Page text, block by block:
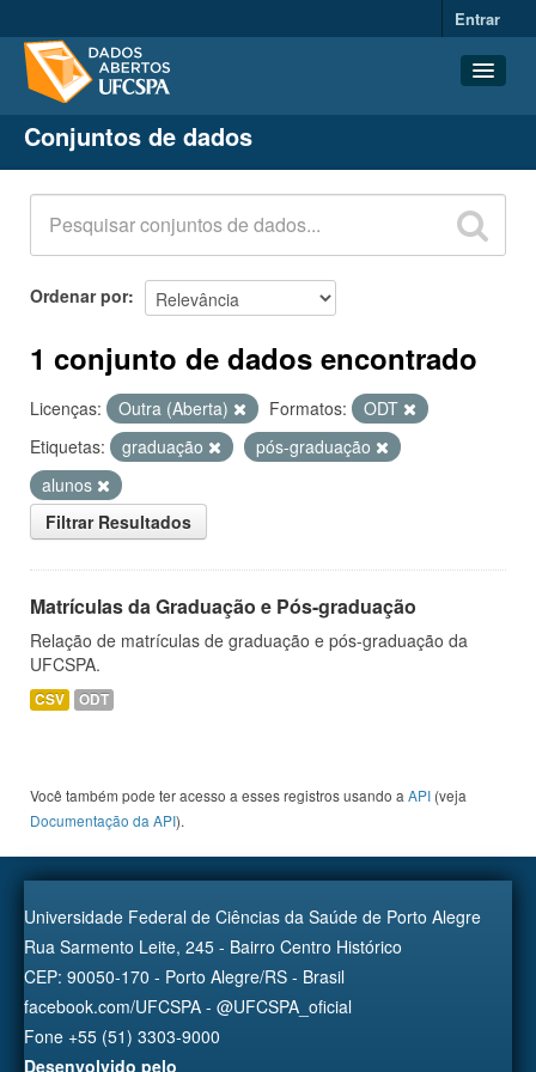
Entrar
Conjuntos de dados
Organizações
Grupos
Sobre
Conjuntos de dados
Ordenar por
1 conjunto de dados encontrado
Licenças: Outra (Aberta) Formatos:
ODT
Etiquetas:
graduação
pós-graduação
alunos
Filtrar Resultados
Matrículas da Graduação e Pós-graduação
Relação de matrículas de graduação e pós-graduação da
UFCSPA.
CSV ODT
Você também pode ter acesso a esses registros usando a API (veja
Documentação da API).
Universidade Federal de Ciências da Saúde de Porto Alegre
Rua Sarmento Leite, 245 - Bairro Centro Histórico
CEP: 90050-170 - Porto Alegre/RS - Brasil
facebook.com/UFCSPA - @UFCSPA_oficial
Fone +55 (51) 3303-9000
Desenvolvido pelo